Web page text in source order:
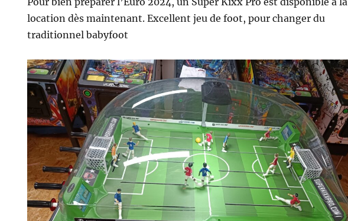
location dès maintenant. Excellent jeu de foot, pour changer du
traditionnel babyfoot